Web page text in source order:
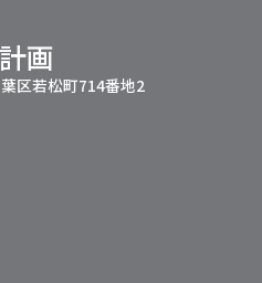
画
区若松町714番地2